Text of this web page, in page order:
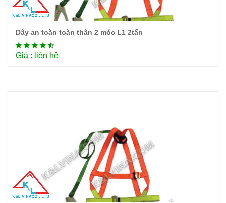
Chi tiết
Dây an toàn toàn thân 2 móc L1 2tấn
Giá : liên hệ